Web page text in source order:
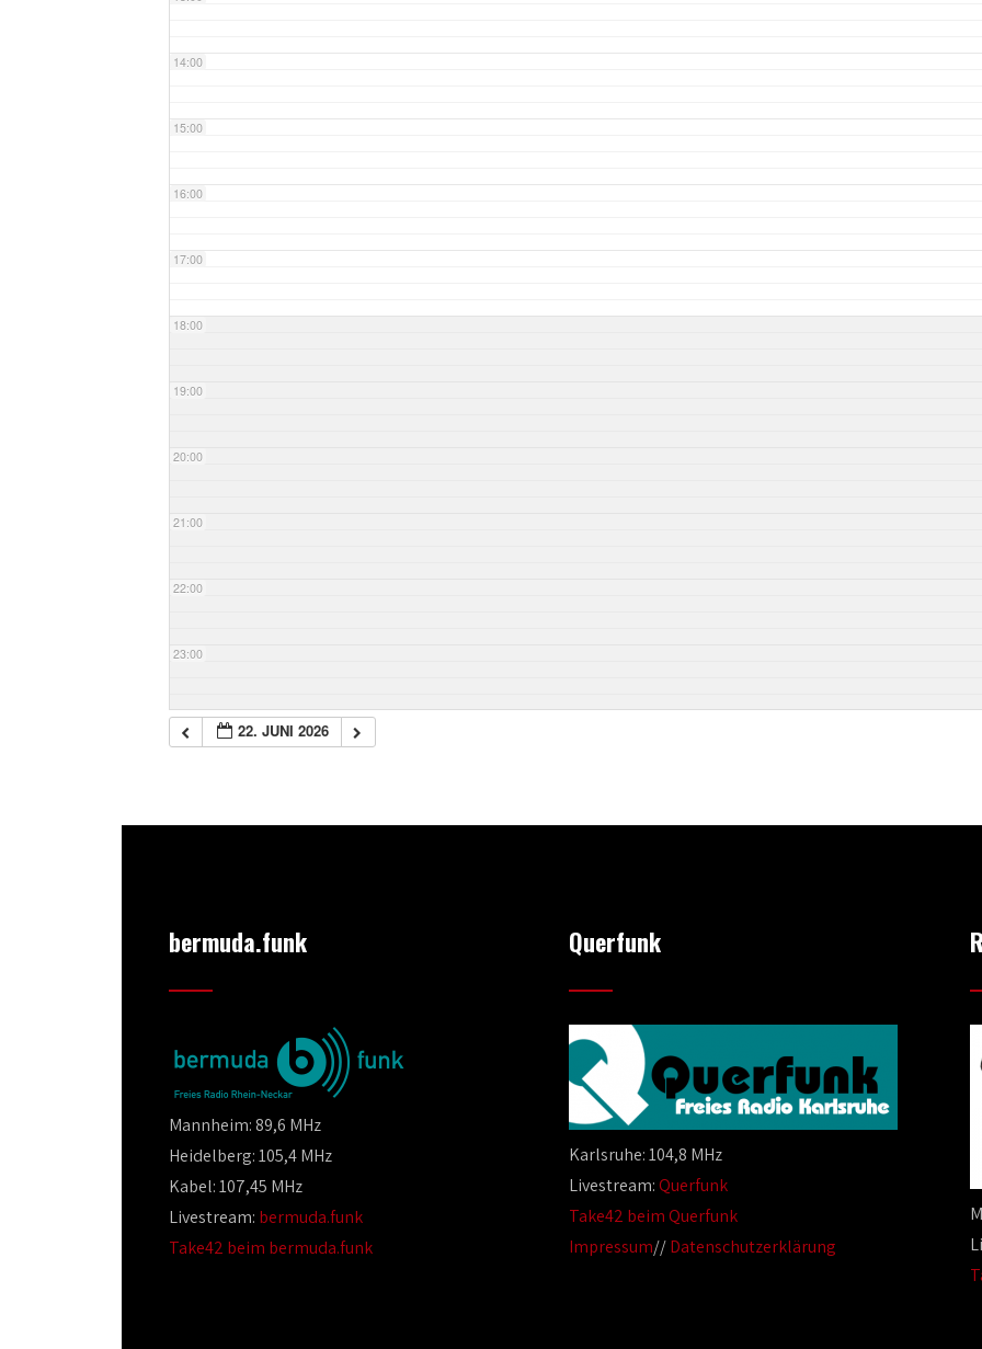
14:00
15:00
16:00
17:00
18:00
19:00
20:00
21:00
22:00
23:00
22. JUNI 2026
bermuda.funk
Mannheim: 89,6 MHz
Heidelberg: 105,4 MHz
Kabel: 107,45 MHz
Livestream: bermuda.funk
Take42 beim bermuda.funk
Querfunk
Karlsruhe: 104,8 MHz
Livestream:Querfunk
Take42 beim Querfunk
Impressum//Datenschutzerklärung